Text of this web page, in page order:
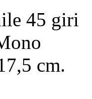
45 giri
cm.